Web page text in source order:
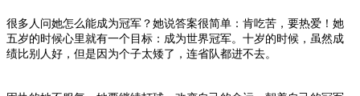
很多人问她怎么能成为冠军？她说答案很简单：肯吃苦，要热爱！她
五岁的时候心里就有一个目标：成为世界冠军。十岁的时候，虽然成
绩比别人好，但是因为个子太矮了，连省队都进不去。